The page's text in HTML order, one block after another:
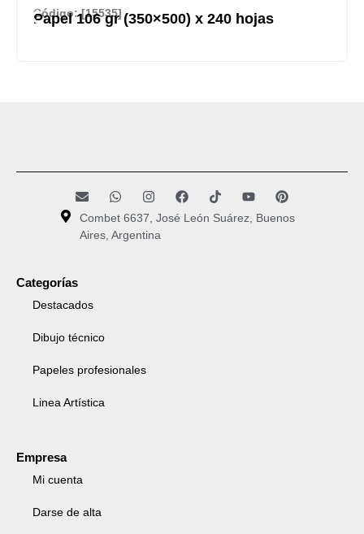
Código: [15535]
Papel 106 gr (350×500) x 240 hojas
Combet 6637, José León Suárez, Buenos
Aires, Argentina
Categorías
Destacados
Dibujo técnico
Papeles profesionales
Linea Artística
Empresa
Mi cuenta
Darse de alta